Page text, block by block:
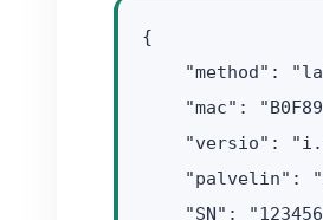
{
"method":
"mac":
"versio":
"palvelin":
"SN":